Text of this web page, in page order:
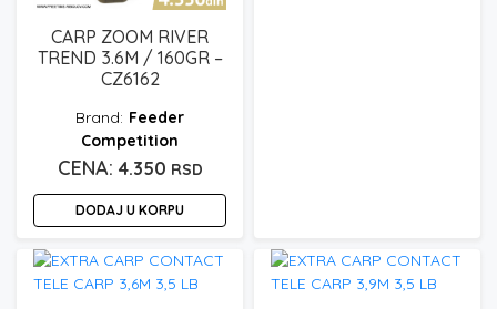
CARP ZOOM RIVER
TREND 3.6M / 160GR –
CZ6162
Feeder
Competition
4.350 RSD
DODAJ U KORPU